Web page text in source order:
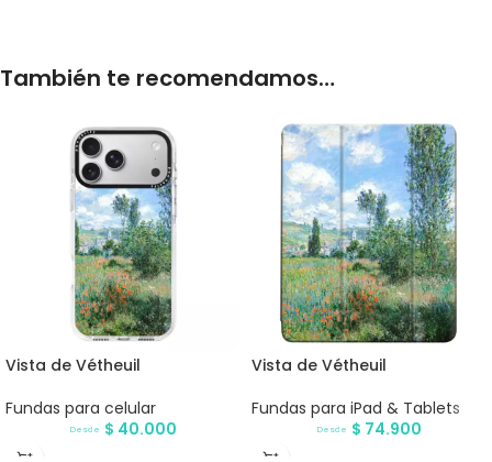
También te recomendamos…
Vista de Vétheuil
Fundas para celular
Desde $ 40.000
Vista de Vétheuil
Fundas para iPad & Tablets
Desde $ 74.900